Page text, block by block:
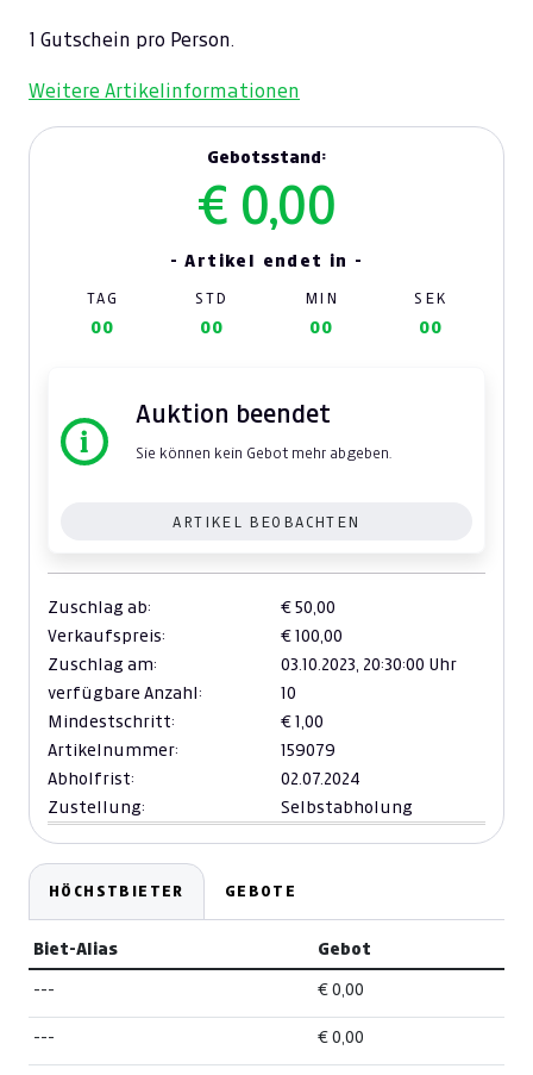
1 Gutschein pro Person.
Weitere Artikelinformationen
Gebotsstand:
€ 0,00
- Artikel endet in -
TAG STD MIN SEK
00 00 00 00
Auktion beendet
Sie können kein Gebot mehr abgeben.
ARTIKEL BEOBACHTEN
Zuschlag ab:
€ 50,00
Verkaufspreis:
€ 100,00
Zuschlag am:
03.10.2023, 20:30:00 Uhr
verfügbare Anzahl:
10
Mindestschritt:
€ 1,00
Artikelnummer:
159079
Abholfrist:
02.07.2024
Zustellung:
Selbstabholung
HÖCHSTBIETER GEBOTE
Biet-Alias Gebot
--- € 0,00
--- € 0,00